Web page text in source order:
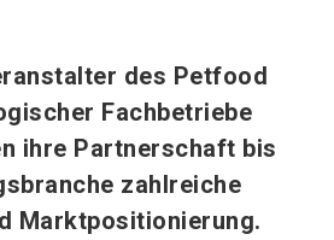
des Petfood
Fachbetriebe
ihre Partnerschaft bis
zahlreiche
Marktpositionierung.